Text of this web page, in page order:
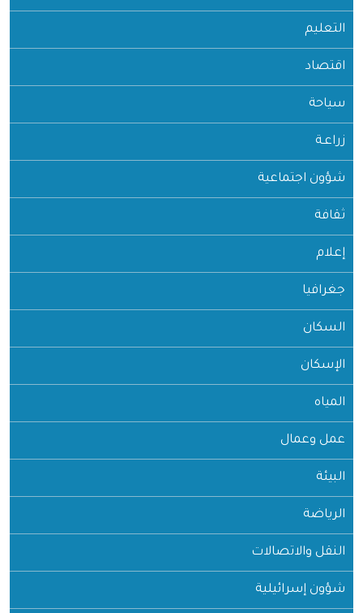
التعليم
اقتصاد
سياحة
زراعـة
شؤون اجتماعية
ثقافة
إعلام
جغرافيا
السكان
الإسكان
المياه
عمل وعمال
البيئة
الرياضة
النقل والاتصالات
شؤون إسرائيلية